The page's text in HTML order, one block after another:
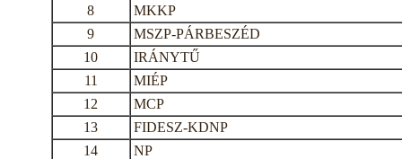
8
MKKP
9
MSZP-PÁRBESZÉD
10
IRÁNYTŰ
11
MIÉP
12
MCP
13
FIDESZ-KDNP
14
NP